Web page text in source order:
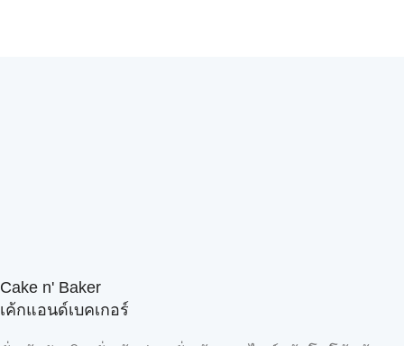
Cake n' Baker
เค้กแอนด์เบคเกอร์